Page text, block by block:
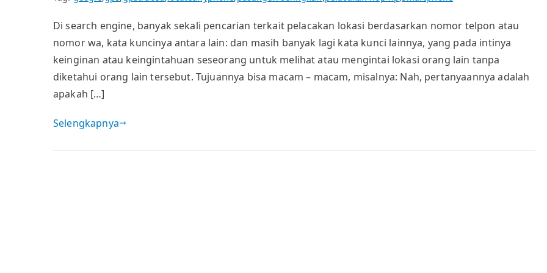
Di search engine, banyak sekali pencarian terkait pelacakan lokasi berdasarkan nomor telpon atau
nomor wa, kata kuncinya antara lain: dan masih banyak lagi kata kunci lainnya, yang pada intinya
keinginan atau keingintahuan seseorang untuk melihat atau mengintai lokasi orang lain tanpa
diketahui orang lain tersebut. Tujuannya bisa macam – macam, misalnya: Nah, pertanyaannya adalah
apakah […]
Selengkapnya